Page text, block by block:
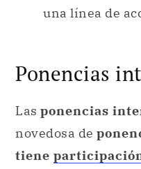
una línea de
Ponencias
Las ponencias
novedosa de
tiene